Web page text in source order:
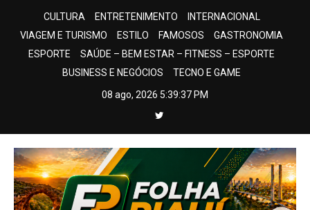
CULTURA ENTRETENIMENTO
INTERNACIONAL
VIAGEM E TURISMO
ESTILO FAMOSOS
GASTRONOMIA
ESPORTE
SAÚDE – BEM ESTAR – FITNESS – ESPORTE
BUSINESS E NEGÓCIOS
TECNO E GAME
08 ago, 2026 5:39:38 PM